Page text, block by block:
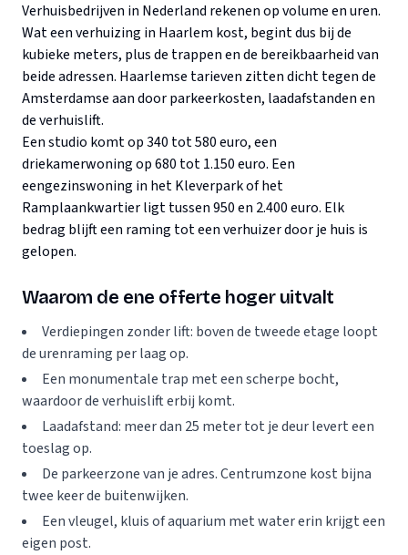
Verhuisbedrijven in Nederland rekenen op volume en uren.
Wat een verhuizing in Haarlem kost, begint dus bij de
kubieke meters, plus de trappen en de bereikbaarheid van
beide adressen. Haarlemse tarieven zitten dicht tegen de
Amsterdamse aan door parkeerkosten, laadafstanden en
de verhuislift.
Een studio komt op 340 tot 580 euro, een
driekamerwoning op 680 tot 1.150 euro. Een
eengezinswoning in het Kleverpark of het
Ramplaankwartier ligt tussen 950 en 2.400 euro. Elk
bedrag blijft een raming tot een verhuizer door je huis is
gelopen.
Waarom de ene offerte hoger uitvalt
Verdiepingen zonder lift: boven de tweede etage loopt
de urenraming per laag op.
Een monumentale trap met een scherpe bocht,
waardoor de verhuislift erbij komt.
Laadafstand: meer dan 25 meter tot je deur levert een
toeslag op.
De parkeerzone van je adres. Centrumzone kost bijna
twee keer de buitenwijken.
Een vleugel, kluis of aquarium met water erin krijgt een
eigen post.